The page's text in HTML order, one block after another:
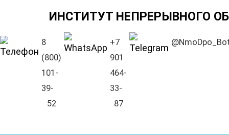
ИНСТИТУТ НЕПРЕРЫВНОГО
8
(800)
101-
39-
52
+7
901
464-
33-
87